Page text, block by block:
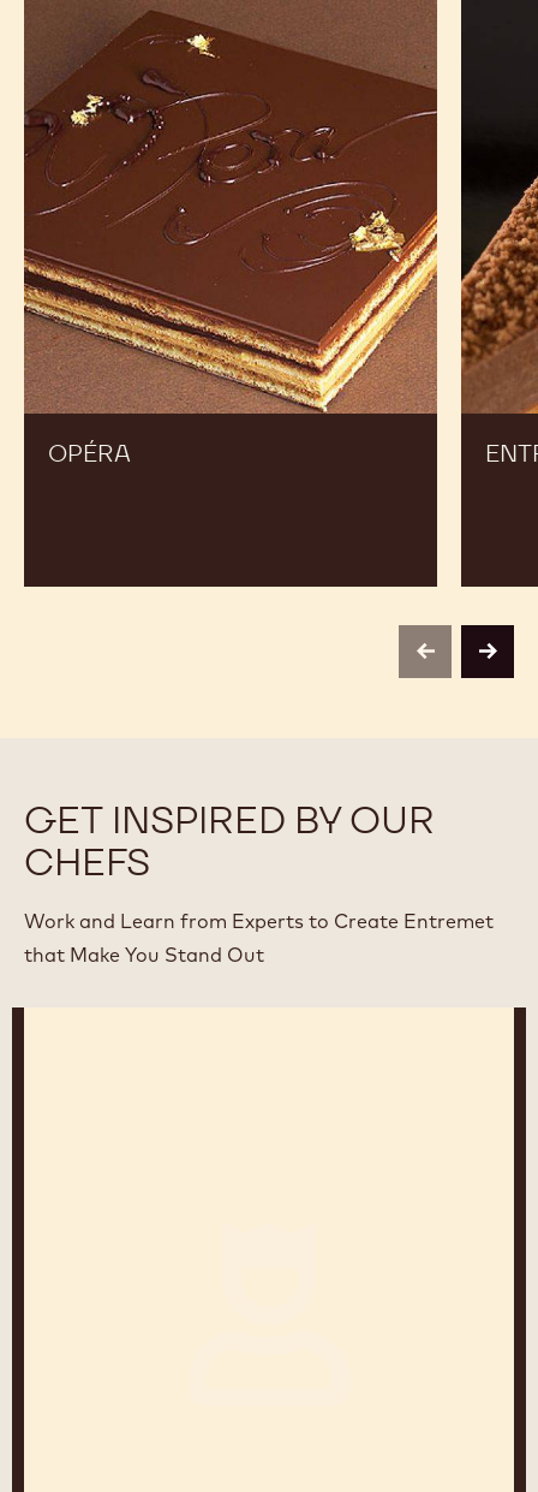
OPÉRA
previousnext
GET INSPIRED BY OUR
CHEFS
Work and Learn from Experts to Create Entremet
that Make You Stand Out